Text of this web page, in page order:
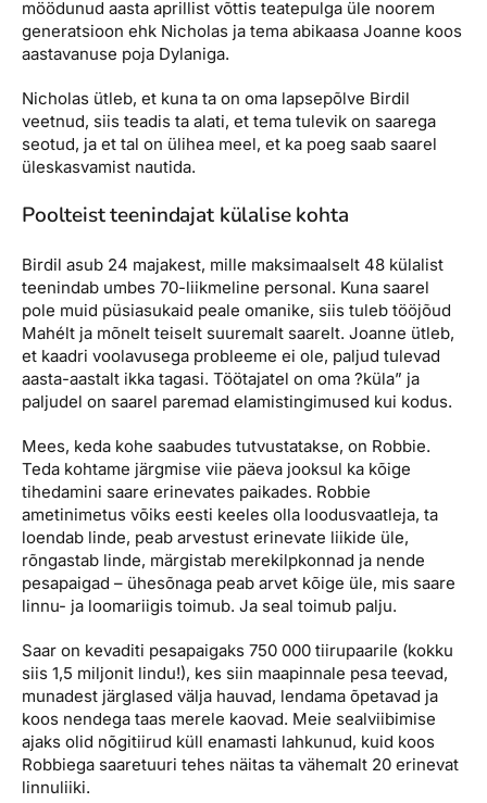
möödunud aasta aprillist võttis teatepulga üle noorem
generatsioon ehk Nicholas ja tema abikaasa Joanne koos
aastavanuse poja Dylaniga.
Nicholas ütleb, et kuna ta on oma lapsepõlve Birdil
veetnud, siis teadis ta alati, et tema tulevik on saarega
seotud, ja et tal on ülihea meel, et ka poeg saab saarel
üleskasvamist nautida.
Poolteist teenindajat külalise kohta
Birdil asub 24 majakest, mille maksimaalselt 48 külalist
teenindab umbes 70-liikmeline personal. Kuna saarel
pole muid püsiasukaid peale omanike, siis tuleb tööjõud
Mahélt ja mõnelt teiselt suuremalt saarelt. Joanne ütleb,
et kaadri voolavusega probleeme ei ole, paljud tulevad
aasta-aastalt ikka tagasi. Töötajatel on oma ?küla” ja
paljudel on saarel paremad elamistingimused kui kodus.
Mees, keda kohe saabudes tutvustatakse, on Robbie.
Teda kohtame järgmise viie päeva jooksul ka kõige
tihedamini saare erinevates paikades. Robbie
ametinimetus võiks eesti keeles olla loodusvaatleja, ta
loendab linde, peab arvestust erinevate liikide üle,
rõngastab linde, märgistab merekilpkonnad ja nende
pesapaigad – ühesõnaga peab arvet kõige üle, mis saare
linnu- ja loomariigis toimub. Ja seal toimub palju.
Saar on kevaditi pesapaigaks 750 000 tiirupaarile (kokku
siis 1,5 miljonit lindu!), kes siin maapinnale pesa teevad,
munadest järglased välja hauvad, lendama õpetavad ja
koos nendega taas merele kaovad. Meie sealviibimise
ajaks olid nõgitiirud küll enamasti lahkunud, kuid koos
Robbiega saaretuuri tehes näitas ta vähemalt 20 erinevat
linnuliiki.